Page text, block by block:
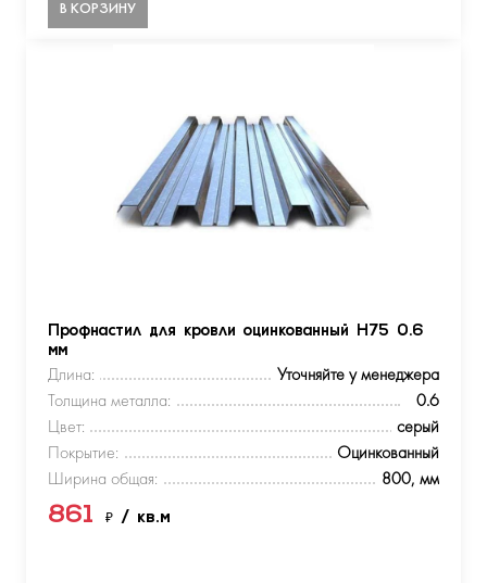
В КОРЗИНУ
Профнастил для кровли оцинкованный Н75 0.6
мм
Длина:
Уточняйте у менеджера
Толщина металла:
0.6
Цвет:
серый
Покрытие:
Оцинкованный
Ширина общая:
800, мм
861 ₽ / кв.м